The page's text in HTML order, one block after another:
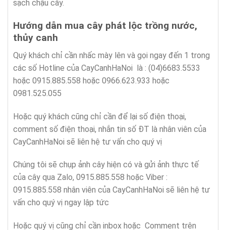
sạch chậu cây.
Hướng dẫn mua cây phát lộc trồng nước,
thủy canh
Quý khách chỉ cần nhấc mày lên và gọi ngay đến 1 trong
các số Hotline của CayCanhHaNoi là : (04)6683.5533
hoặc 0915.885.558 hoặc 0966.623.933 hoặc
0981.525.055
Hoặc quý khách cũng chỉ cần để lại số điện thoại,
comment số điện thoại, nhắn tin số ĐT là nhân viên của
CayCanhHaNoi sẽ liên hệ tư vấn cho quý vị
Chúng tôi sẽ chụp ảnh cây hiện có và gửi ảnh thực tế
của cây qua Zalo, 0915.885.558 hoặc Viber :
0915.885.558 nhân viên của CayCanhHaNoi sẽ liên hệ tư
vấn cho quý vị ngay lập tức
Hoặc quý vị cũng chỉ cần inbox hoặc Comment trên